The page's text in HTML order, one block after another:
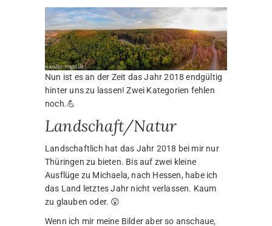
Nun ist es an der Zeit das Jahr 2018 endgültig
hinter uns zu lassen! Zwei Kategorien fehlen
noch.💪
Landschaft/Natur
Landschaftlich hat das Jahr 2018 bei mir nur
Thüringen zu bieten. Bis auf zwei kleine
Ausflüge zu Michaela, nach Hessen, habe ich
das Land letztes Jahr nicht verlassen. Kaum
zu glauben oder. 😲
Wenn ich mir meine Bilder aber so anschaue,